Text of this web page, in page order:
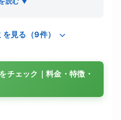
いフォームを重視する
猫背が少し改善し、肩
した。施設は清潔で落
金はやや高めに感じま
見る（9件）
ェック｜料金・特徴・